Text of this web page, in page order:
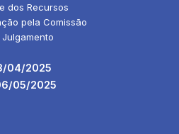
dos Recursos
pela Comissão
04/2025
05/2025